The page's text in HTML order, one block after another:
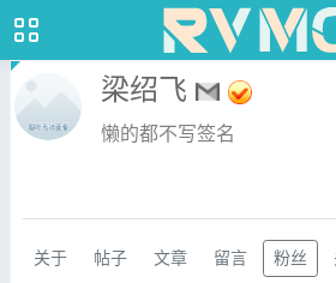
梁绍飞
懒的都不写签名
关于 帖子 文章 留言 粉丝